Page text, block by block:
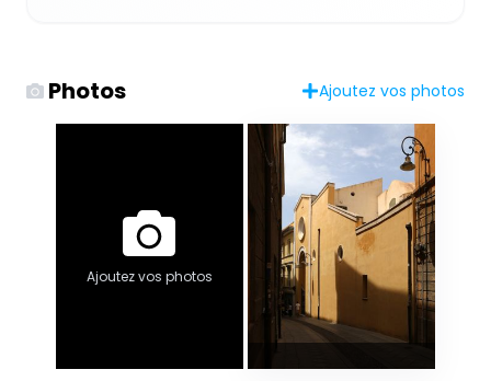
Photos Ajoutez vos photos
Ajoutez vos photos